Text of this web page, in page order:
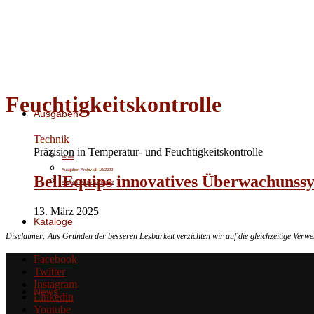
Ausgaben
Aktuell
Ausgaben-Archiv ab 10/2022
Ausgaben-Archiv bis 09/2022
Kataloge
News
Feuchtigkeitskontrolle
Technik
Präzision in Temperatur- und Feuchtigkeitskontrolle
BellEquips innovatives
13. März 2025
Disclaimer: Aus Gründen der besseren Lesbarkeit verzichten wir auf die gleichzeitige
Facebook
Twitter
Instagram
Linkedin
Youtube